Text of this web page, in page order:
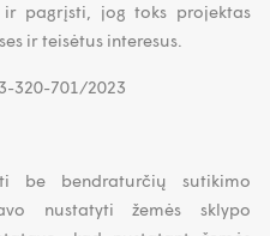
pagrįsti, jog toks projektas
ir teisėtus interesus.
320-701/2023
be bendraturčių sutikimo
nustatyti žemės sklypo